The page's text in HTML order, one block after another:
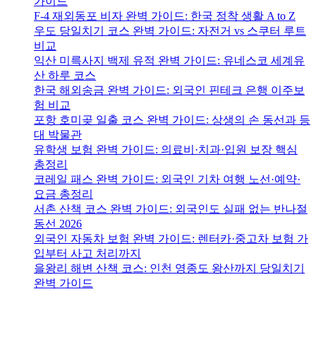
F-4 재외동포 비자 완벽 가이드: 한국 정착 생활 A to Z
우도 당일치기 코스 완벽 가이드: 자전거 vs 스쿠터 루트
비교
익산 미륵사지 백제 유적 완벽 가이드: 유네스코 세계유
산 하루 코스
한국 해외송금 완벽 가이드: 외국인 핀테크 은행 이주보
험 비교
포항 호미곶 일출 코스 완벽 가이드: 상생의 손 동선과 등
대 박물관
유학생 보험 완벽 가이드: 의료비·치과·입원 보장 핵심
총정리
코레일 패스 완벽 가이드: 외국인 기차 여행 노선·예약·
요금 총정리
서촌 산책 코스 완벽 가이드: 외국인도 실패 없는 반나절
동선 2026
외국인 자동차 보험 완벽 가이드: 렌터카·중고차 보험 가
입부터 사고 처리까지
을왕리 해변 산책 코스: 인천 영종도 왕산까지 당일치기
완벽 가이드